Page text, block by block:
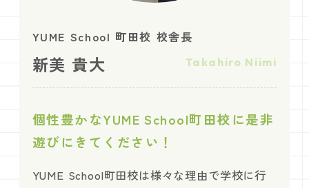
YUME School 町田校 校舎長
新美 貴大 Takahiro Niimi
個性豊かなYUME School町田校に是非
遊びにきてください！
YUME School町田校は様々な理由で学校に行